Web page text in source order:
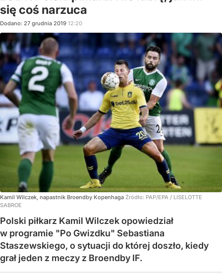
się coś narzuca
Dodano: 27 grudnia 2019 12:20
Kamil Wilczek, napastnik Broendby Kopenhaga Źródło: PAP/EPA / LISELOTTE
SABROE
Polski piłkarz Kamil Wilczek opowiedział
w programie "Po Gwizdku" Sebastiana
Staszewskiego, o sytuacji do której doszło, kiedy
grał jeden z meczy z Broendby IF.